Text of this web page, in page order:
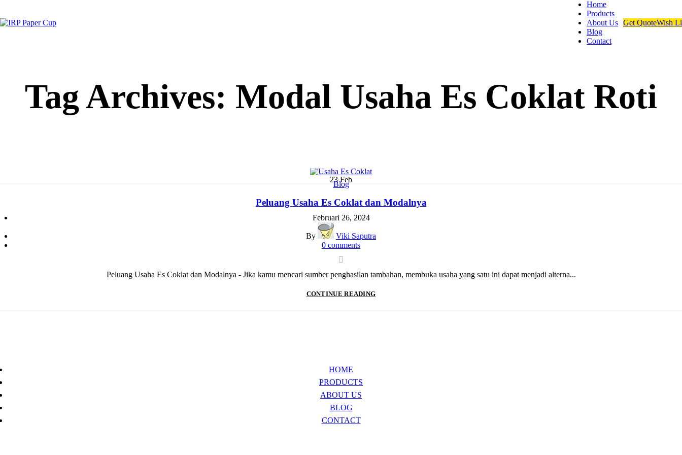
Home
Products
About Us
Blog
Contact
Get QuoteWish
Tag Archives: Modal Usaha Es Coklat Roti
23Feb
Blog
Peluang Usaha Es Coklat dan Modalnya
Februari 26, 2024
By
Viki Saputra
0 comments
Peluang Usaha Es Coklat dan Modalnya - Jika kamu mencari sumber penghasilan tambahan, membuka usaha yang satu ini dapat menjadi alterna...
CONTINUE READING
HOME
PRODUCTS
ABOUT US
BLOG
CONTACT